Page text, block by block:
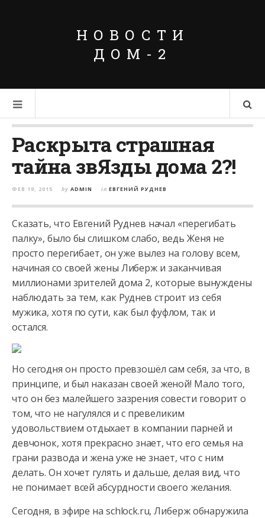
НОВОСТИ
ДОМ-2
Раскрыта страшная
тайна звЯзды дома 2?!
ФЕВ 19, 2015 by ADMIN in ЕВГЕНИЙ РУДНЕВ
Сказать, что Евгений Руднев начал «перегибать
палку», было бы слишком слабо, ведь Женя не
просто перегибает, он уже вылез на голову всем,
начиная со своей жены Либерж и заканчивая
миллионами зрителей дома 2, которые вынуждены
наблюдать за тем, как Руднев строит из себя
мужика, хотя по сути, как был фуфлом, так и
остался.
Но сегодня он просто превзошёл сам себя, за что, в
принципе, и был наказан своей женой! Мало того,
что он без малейшего зазрения совести говорит о
том, что не нагулялся и с превеликим
удовольствием отдыхает в компании парней и
девчонок, хотя прекрасно знает, что его семья на
грани развода и жена уже не знает, что с ним
делать. Он хочет гулять и дальше, делая вид, что
не понимает всей абсурдности своего желания.
Сегодня, в эфире на schlock.ru, Либерж обнаружила